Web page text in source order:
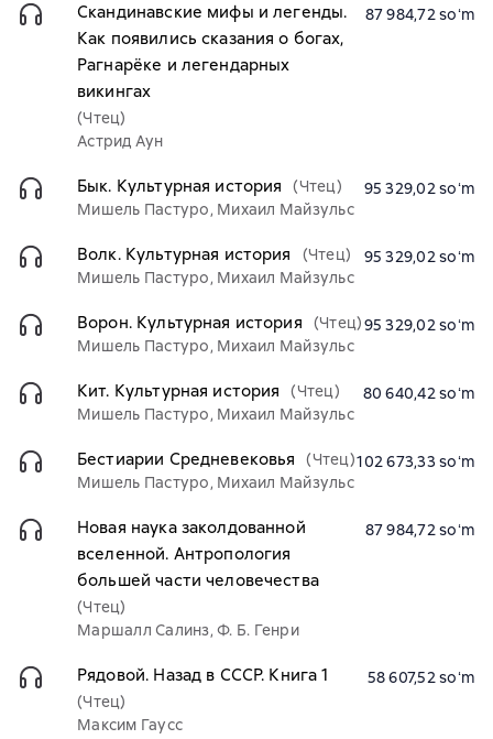
Скандинавские мифы и легенды.
Как появились сказания о богах,
Рагнарёке и легендарных
викингах
(Чтец)
Астрид Аун
87 984,72 soʻm
Бык. Культурная история
(Чтец)
Мишель Пастуро, Михаил Майзульс
95 329,02 soʻm
Волк. Культурная история
(Чтец)
Мишель Пастуро, Михаил Майзульс
95 329,02 soʻm
Ворон. Культурная история
(Чтец)
Мишель Пастуро, Михаил Майзульс
95 329,02 soʻm
Кит. Культурная история
(Чтец)
Мишель Пастуро, Михаил Майзульс
80 640,42 soʻm
Бестиарии Средневековья
(Чтец)
Мишель Пастуро, Михаил Майзульс
102 673,33 soʻm
Новая наука заколдованной
вселенной. Антропология
большей части человечества
(Чтец)
Маршалл Салинз, Ф. Б. Генри
87 984,72 soʻm
Рядовой. Назад в СССР. Книга 1
(Чтец)
Максим Гаусс
58 607,52 soʻm